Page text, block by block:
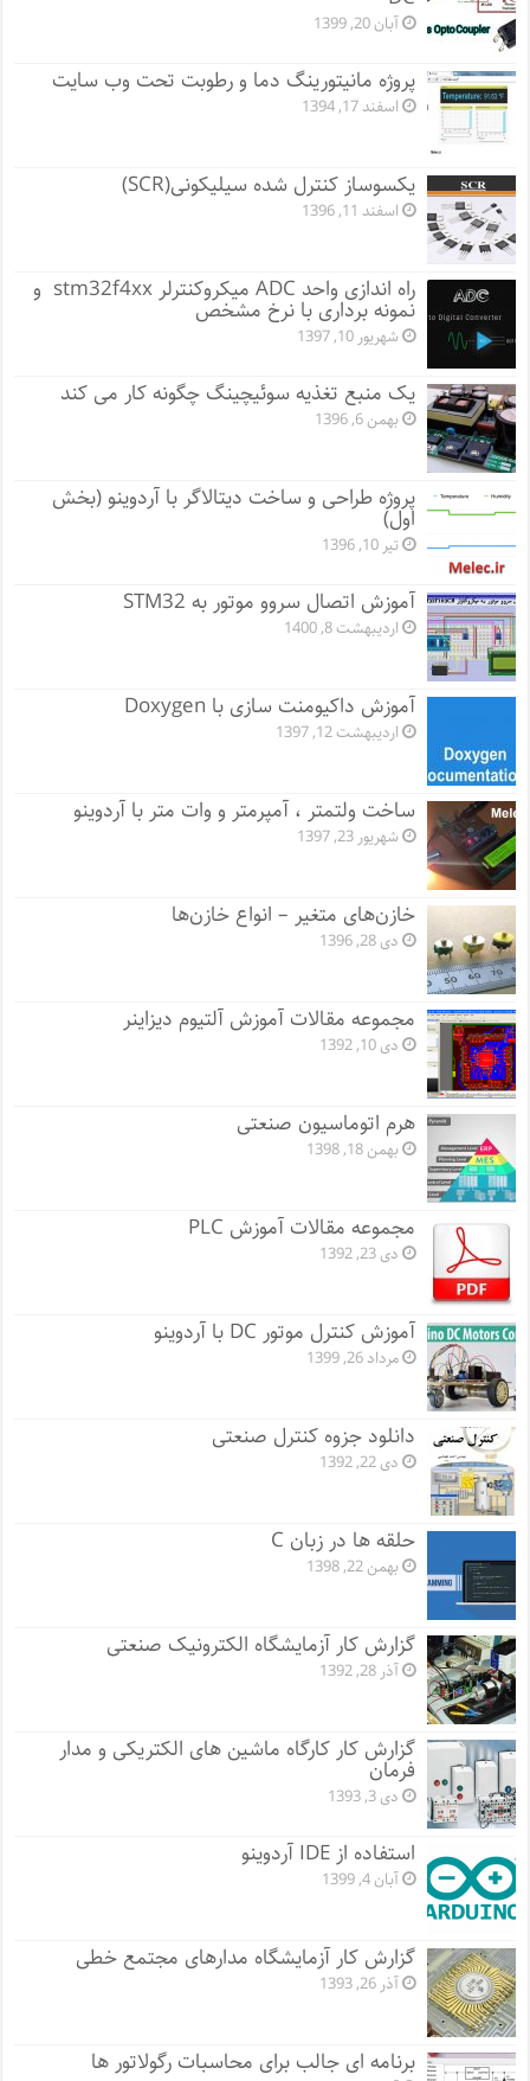
آبان 20, 1399
پروژه مانيتورينگ دما و رطوبت تحت وب سایت
اسفند 17, 1394
یکسوساز کنترل شده سیلیکونی(SCR)
اسفند 11, 1396
راه اندازی واحد ADC میکروکنترلر stm32f4xx و
نمونه برداری با نرخ مشخص
شهریور 10, 1397
یک منبع تغذیه سوئیچینگ چگونه کار می کند
بهمن 6, 1396
پروژه طراحی و ساخت دیتالاگر با آردوینو (بخش
اول)
تیر 10, 1396
آموزش اتصال سروو موتور به STM32
اردیبهشت 8, 1400
آموزش داکیومنت سازی با Doxygen
اردیبهشت 12, 1397
ساخت ولتمتر ، آمپرمتر و وات متر با آردوینو
شهریور 23, 1397
خازن‌های متغیر – انواع خازن‌ها
دی 28, 1396
مجموعه مقالات آموزش آلتیوم دیزاینر
دی 10, 1392
هرم اتوماسیون صنعتی
بهمن 18, 1398
مجموعه مقالات آموزش PLC
دی 23, 1392
آموزش کنترل موتور DC با آردوینو
مرداد 26, 1399
دانلود جزوه کنترل صنعتی
دی 22, 1392
حلقه ها در زبان C
بهمن 22, 1398
گزارش کار آزمایشگاه الکترونیک صنعتی
آذر 28, 1392
گزارش کار کارگاه ماشین های الکتریکی و مدار
فرمان
دی 3, 1393
استفاده از IDE آردوینو
آبان 4, 1399
گزارش کار آزمایشگاه مدارهای مجتمع خطی
آذر 26, 1393
برنامه ای جالب برای محاسبات رگولاتور ها